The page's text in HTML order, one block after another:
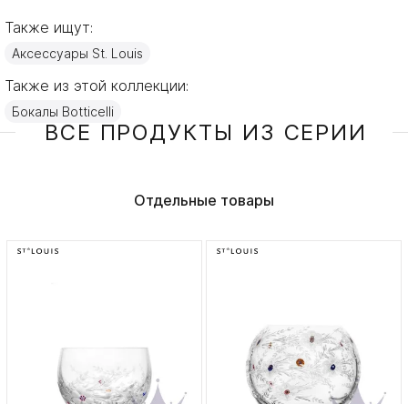
Также ищут:
Аксессуары St. Louis
Также из этой коллекции:
Бокалы Botticelli
ВСЕ ПРОДУКТЫ ИЗ СЕРИИ
Отдельные товары